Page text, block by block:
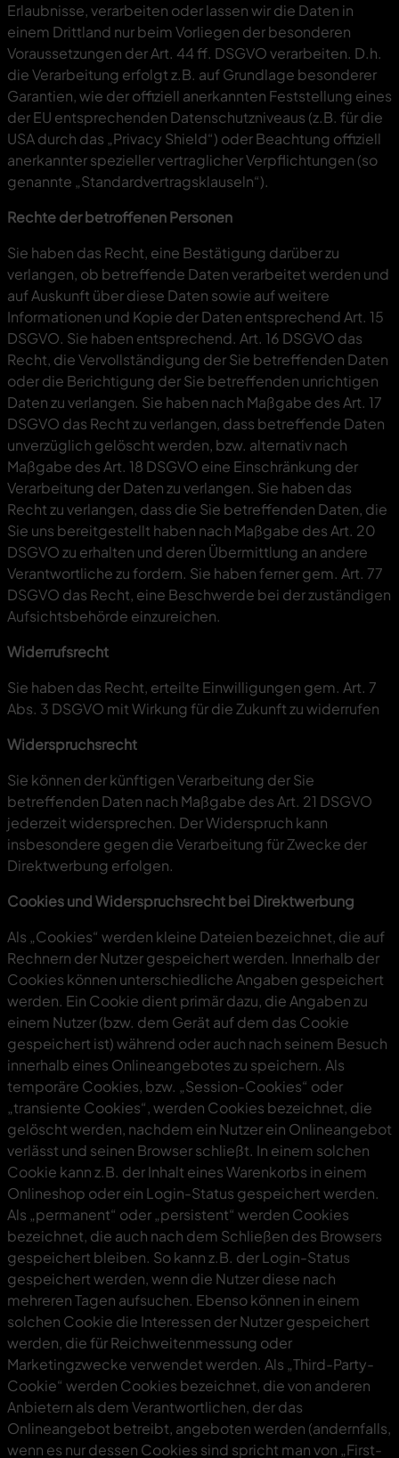
Erlaubnisse, verarbeiten oder lassen wir die Daten in
einem Drittland nur beim Vorliegen der besonderen
Voraussetzungen der Art. 44 ff. DSGVO verarbeiten. D.h.
die Verarbeitung erfolgt z.B. auf Grundlage besonderer
Garantien, wie der offiziell anerkannten Feststellung eines
der EU entsprechenden Datenschutzniveaus (z.B. für die
USA durch das „Privacy Shield“) oder Beachtung offiziell
anerkannter spezieller vertraglicher Verpflichtungen (so
genannte „Standardvertragsklauseln“).
Rechte der betroffenen Personen
Sie haben das Recht, eine Bestätigung darüber zu
verlangen, ob betreffende Daten verarbeitet werden und
auf Auskunft über diese Daten sowie auf weitere
Informationen und Kopie der Daten entsprechend Art. 15
DSGVO. Sie haben entsprechend. Art. 16 DSGVO das
Recht, die Vervollständigung der Sie betreffenden Daten
oder die Berichtigung der Sie betreffenden unrichtigen
Daten zu verlangen. Sie haben nach Maßgabe des Art. 17
DSGVO das Recht zu verlangen, dass betreffende Daten
unverzüglich gelöscht werden, bzw. alternativ nach
Maßgabe des Art. 18 DSGVO eine Einschränkung der
Verarbeitung der Daten zu verlangen. Sie haben das
Recht zu verlangen, dass die Sie betreffenden Daten, die
Sie uns bereitgestellt haben nach Maßgabe des Art. 20
DSGVO zu erhalten und deren Übermittlung an andere
Verantwortliche zu fordern. Sie haben ferner gem. Art. 77
DSGVO das Recht, eine Beschwerde bei der zuständigen
Aufsichtsbehörde einzureichen.
Widerrufsrecht
Sie haben das Recht, erteilte Einwilligungen gem. Art. 7
Abs. 3 DSGVO mit Wirkung für die Zukunft zu widerrufen
Widerspruchsrecht
Sie können der künftigen Verarbeitung der Sie
betreffenden Daten nach Maßgabe des Art. 21 DSGVO
jederzeit widersprechen. Der Widerspruch kann
insbesondere gegen die Verarbeitung für Zwecke der
Direktwerbung erfolgen.
Cookies und Widerspruchsrecht bei Direktwerbung
Als „Cookies“ werden kleine Dateien bezeichnet, die auf
Rechnern der Nutzer gespeichert werden. Innerhalb der
Cookies können unterschiedliche Angaben gespeichert
werden. Ein Cookie dient primär dazu, die Angaben zu
einem Nutzer (bzw. dem Gerät auf dem das Cookie
gespeichert ist) während oder auch nach seinem Besuch
innerhalb eines Onlineangebotes zu speichern. Als
temporäre Cookies, bzw. „Session-Cookies“ oder
„transiente Cookies“, werden Cookies bezeichnet, die
gelöscht werden, nachdem ein Nutzer ein Onlineangebot
verlässt und seinen Browser schließt. In einem solchen
Cookie kann z.B. der Inhalt eines Warenkorbs in einem
Onlineshop oder ein Login-Status gespeichert werden.
Als „permanent“ oder „persistent“ werden Cookies
bezeichnet, die auch nach dem Schließen des Browsers
gespeichert bleiben. So kann z.B. der Login-Status
gespeichert werden, wenn die Nutzer diese nach
mehreren Tagen aufsuchen. Ebenso können in einem
solchen Cookie die Interessen der Nutzer gespeichert
werden, die für Reichweitenmessung oder
Marketingzwecke verwendet werden. Als „Third-Party-
Cookie“ werden Cookies bezeichnet, die von anderen
Anbietern als dem Verantwortlichen, der das
Onlineangebot betreibt, angeboten werden (andernfalls,
wenn es nur dessen Cookies sind spricht man von „First-